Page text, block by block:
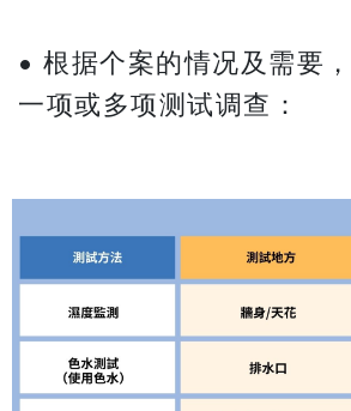
• 根据个案的情况及需要
一项或多项测试调查：